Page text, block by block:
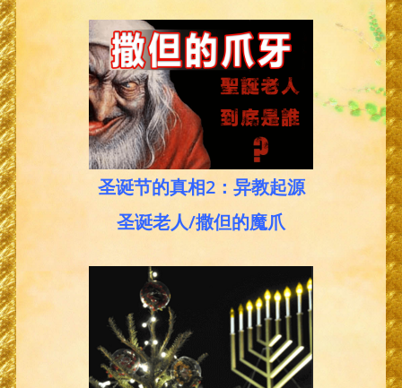
圣诞节的真相2：异教起源
圣诞老人/撒但的魔爪